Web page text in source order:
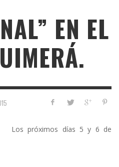
EN EL
Los próximos días 5 y 6 de